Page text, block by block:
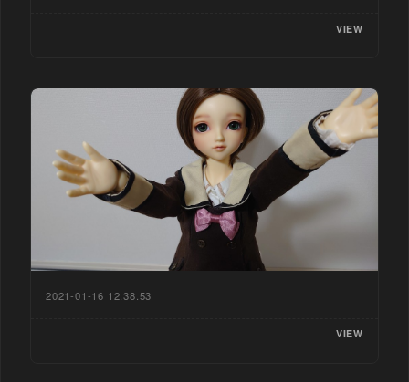
VIEW
2021-01-16 12.38.53
VIEW